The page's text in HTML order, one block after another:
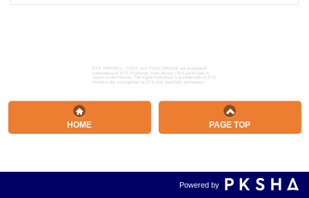
ETS, PROPELL, TOEIC and TOEIC BRIDGE are registered
trademarks of ETS, Princeton, New Jersey, USA, and used in
Japan under license. The Eight-Point logo is a trademark of ETS.
Portions are copyrighted by ETS and used with permission.
Powered by
HOME PAGE TOP